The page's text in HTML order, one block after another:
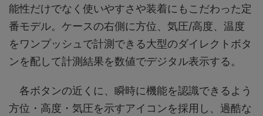
能性だけでなく使いやすさや装着にもこだわった定
番モデル。ケースの右側に方位、気圧/高度、温度
をワンプッシュで計測できる大型のダイレクトボタ
ンを配して計測結果を数値でデジタル表示する。
各ボタンの近くに、瞬時に機能を認識できるよう
方位・高度・気圧を示すアイコンを採用し、過酷な